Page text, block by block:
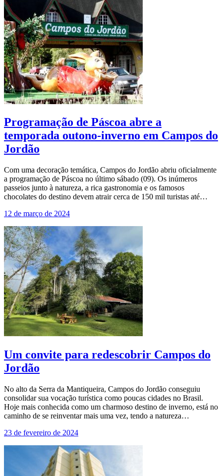
Programação de Páscoa abre a
temporada outono-inverno em Campos do
Jordão
Com uma decoração temática, Campos do Jordão abriu oficialmente
a programação de Páscoa no último sábado (09). Os inúmeros
passeios junto à natureza, a rica gastronomia e os famosos
chocolates do destino devem atrair cerca de 150 mil turistas até…
12 de março de 2024
Um convite para redescobrir Campos do
Jordão
No alto da Serra da Mantiqueira, Campos do Jordão conseguiu
consolidar sua vocação turística como poucas cidades no Brasil.
Hoje mais conhecida como um charmoso destino de inverno, está no
caminho de se reinventar mais uma vez, tendo a natureza…
23 de fevereiro de 2024